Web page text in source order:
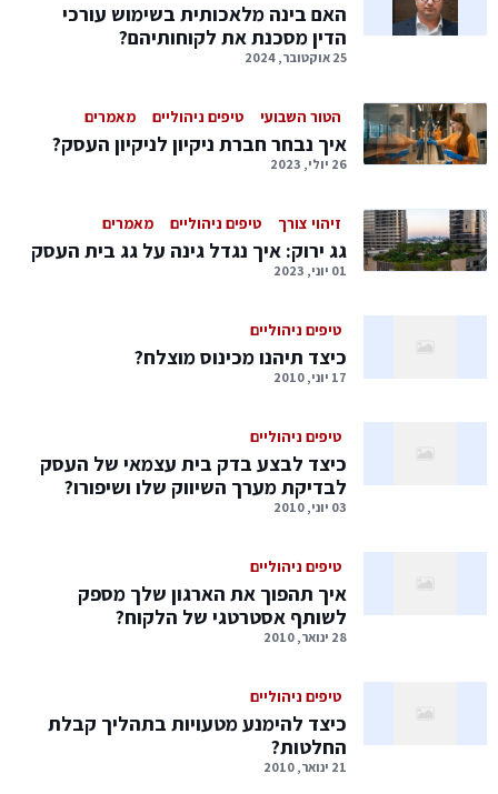
האם בינה מלאכותית בשימוש עורכי
הדין מסכנת את לקוחותיהם?
25 אוקטובר, 2024
הטור השבועי טיפים ניהוליים מאמרים
איך נבחר חברת ניקיון לניקיון העסק?
26 יולי, 2023
זיהוי צורך טיפים ניהוליים מאמרים
גג ירוק: איך נגדל גינה על גג בית העסק
01 יוני, 2023
טיפים ניהוליים
כיצד תיהנו מכינוס מוצלח?
17 יוני, 2010
טיפים ניהוליים
כיצד לבצע בדק בית עצמאי של העסק
לבדיקת מערך השיווק שלו ושיפורו?
03 יוני, 2010
טיפים ניהוליים
איך תהפוך את הארגון שלך מספק
לשותף אסטרטגי של הלקוח?
28 ינואר, 2010
טיפים ניהוליים
כיצד להימנע מטעויות בתהליך קבלת
החלטות?
21 ינואר, 2010